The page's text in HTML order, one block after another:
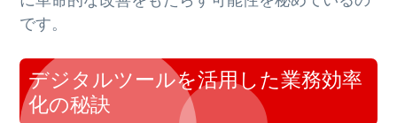
です。
デジタルツールを活用した業務効率
化の秘訣